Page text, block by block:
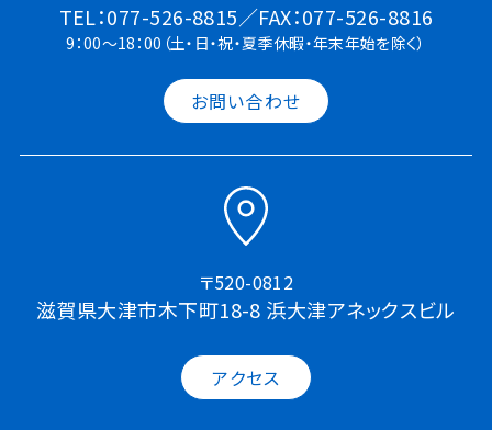
TEL：077-526-8815／FAX：077-526-8816
9：00～18：00（土・日・祝・夏季休暇・年末年始を除く）
お問い合わせ
〒520-0812
滋賀県大津市木下町18-8 浜大津アネックスビル
アクセス